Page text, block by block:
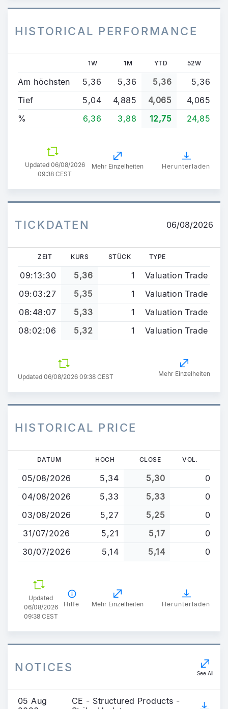
HISTORICAL PERFORMANCE
1W 1M YTD 52W
Am höchsten 5,36 5,36 5,36
5,36
Tief
5,04 4,885 4,065
4,065
%
6,36 3,88 12,75 24,85
Updated 06/08/2026
09:38 CEST
Mehr Einzelheiten Herunterladen
TICKDATEN 06/08/2026
ZEIT KURS STÜCK TYPE
09:13:30 5,36 1
Valuation Trade
09:03:27
5,35 1
Valuation Trade
08:48:07
5,33 1
Valuation Trade
08:02:06
5,32 1 Valuation Trade
Updated 06/08/2026 09:38 CEST Mehr Einzelheiten
HISTORICAL PRICE
Direkt
Inhalt
DATUM HOCH CLOSE VOL.
05/08/2026 5,34 5,30
0
04/08/2026
5,33 5,33
0
03/08/2026
5,27 5,25
0
31/07/2026
5,21 5,17
0
30/07/2026
5,14 5,14 0
Updated
06/08/2026
09:38 CEST
Hilfe Mehr Einzelheiten Herunterladen
NOTICES See All
05 Aug
CE - Structured Products -